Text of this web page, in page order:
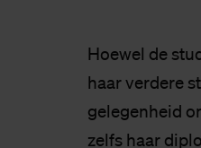
Hoewel de
haar verdere
gelegenheid
zelfs haar